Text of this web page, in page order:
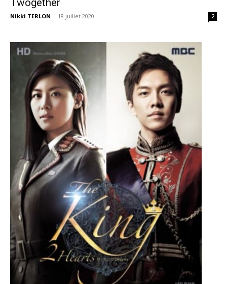
Twogether
Nikki TERLON - 18 juillet 2020 2